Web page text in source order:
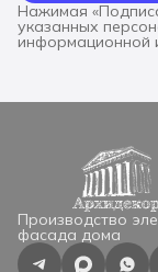
Нажимая
указанных
информационной
Производство
фасада дома